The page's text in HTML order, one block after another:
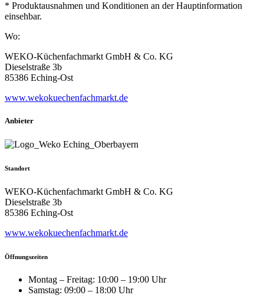
* Produktausnahmen und Konditionen an der Hauptinformation
einsehbar.
Wo:
WEKO-Küchenfachmarkt GmbH & Co. KG
Dieselstraße 3b
85386 Eching-Ost
www.wekokuechenfachmarkt.de
Anbieter
Standort
WEKO-Küchenfachmarkt GmbH & Co. KG
Dieselstraße 3b
85386 Eching-Ost
www.wekokuechenfachmarkt.de
Öffnungszeiten
Montag – Freitag: 10:00 – 19:00 Uhr
Samstag: 09:00 – 18:00 Uhr